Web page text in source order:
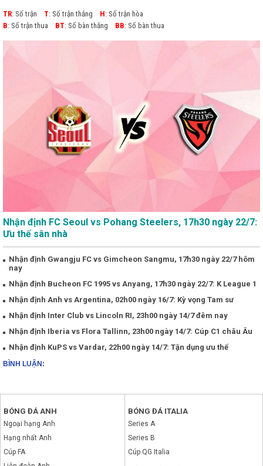
TR: Số trận T: Số trận thắng H: Số trận hòa
B: Số trận thua BT: Số bàn thắng BB: Số bàn thua
Nhận định FC Seoul vs Pohang Steelers, 17h30 ngày 22/7:
Ưu thế sân nhà
Nhận định Gwangju FC vs Gimcheon Sangmu, 17h30 ngày 22/7 hôm
nay
Nhận định Bucheon FC 1995 vs Anyang, 17h30 ngày 22/7: K League 1
Nhận định Anh vs Argentina, 02h00 ngày 16/7: Kỳ vọng Tam sư
Nhận định Inter Club vs Lincoln RI, 23h00 ngày 14/7 đêm nay
Nhận định Iberia vs Flora Tallinn, 23h00 ngày 14/7: Cúp C1 châu Âu
Nhận định KuPS vs Vardar, 22h00 ngày 14/7: Tận dụng ưu thế
BÌNH LUẬN:
BÓNG ĐÁ ANH
Ngoại hạng Anh
Hạng nhất Anh
Cúp FA
BÓNG ĐÁ ITALIA
Series A
Series B
Cúp QG Italia